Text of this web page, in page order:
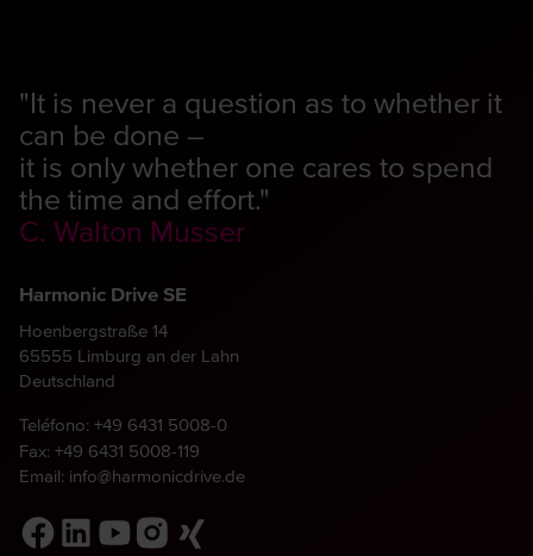
"It is never a question as to whether it
can be done –
it is only whether one cares to spend
the time and effort."
C. Walton Musser
Harmonic Drive SE
Hoenbergstraße 14
65555 Limburg an der Lahn
Deutschland
Teléfono: +49 6431 5008-0
Fax: +49 6431 5008-119
Email: info@harmonicdrive.de